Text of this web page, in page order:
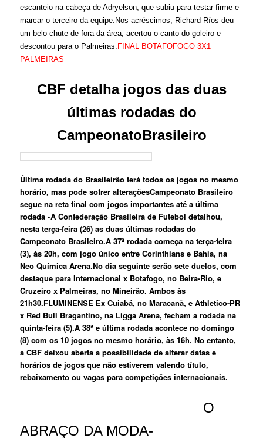
escanteio na cabeça de Adryelson, que subiu para testar firme e
marcar o terceiro da equipe.Nos acréscimos, Richard Ríos deu
um belo chute de fora da área, acertou o canto do goleiro e
descontou para o Palmeiras. FINAL BOTAFOFOGO 3X1
PALMEIRAS
CBF detalha jogos das duas
últimas rodadas do
CampeonatoBrasileiro
Última rodada do Brasileirão terá todos os jogos no mesmo
horário, mas pode sofrer alteraçõesCampeonato Brasileiro
segue na reta final com jogos importantes até a última
rodada •A Confederação Brasileira de Futebol detalhou,
nesta terça-feira (26) as duas últimas rodadas do
Campeonato Brasileiro.A 37ª rodada começa na terça-feira
(3), às 20h, com jogo único entreCorinthians e Bahia, na
Neo Química Arena.No dia seguinte serão sete duelos, com
destaque para Internacional x Botafogo, no Beira-Rio, e
Cruzeiro x Palmeiras, no Mineirão. Ambos às
21h30.FLUMINENSE Ex Cuiabá, no Maracanã, e Athletico-PR
x Red Bull Bragantino, na Ligga Arena, fecham a rodada na
quinta-feira (5).A38ª e última rodada acontece no domingo
(8) com os 10 jogos no mesmo horário, às 16h. No entanto,
aCBF deixou aberta a possibilidade de alterar datas e
horários de jogos que não estiverem valendo título,
rebaixamento ou vagas para competições internacionais.
O
ABRAÇO DA MODA-